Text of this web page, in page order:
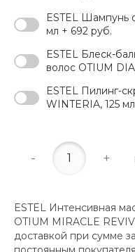
ESTEL Шампунь
мл + 692 руб.
ESTEL Блеск-
волос OTIUM
ESTEL Пилинг-
WINTERIA, 125
- +
ESTEL Интенсивная
OTIUM MIRACLE
доставкой при сумме